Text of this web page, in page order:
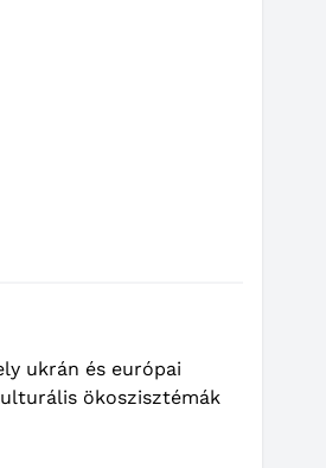
ukrán és európai
ökoszisztémák